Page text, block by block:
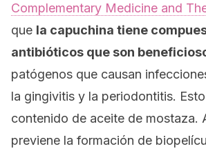
Complementary Medicine and
que la capuchina tiene
antibióticos que son
patógenos que causan
la gingivitis y la periodontitis.
contenido de aceite de mostaza.
previene la formación de